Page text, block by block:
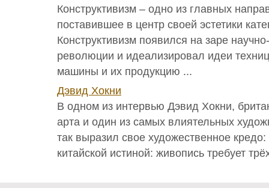
Конструктивизм – одно из главных
поставившее в центр своей эстетики
Конструктивизм появился на заре
революции и идеализировал идеи
машины и их продукцию ...
Дэвид Хокни
В одном из интервью Дэвид Хокни,
арта и один из самых влиятельных
так выразил свое художественное
китайской истиной: живопись требует